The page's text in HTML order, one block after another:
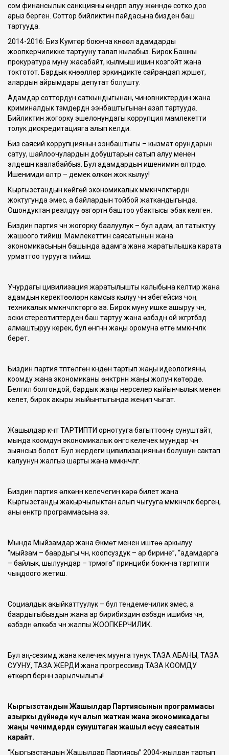
сом финансылык санкцияны өндүрүп алуу жөнүндө сотко доо
арыз берген. Соттор бийликтин пайдасына бизден баш
тартууда.
2014-2016: Биз Кумтөр боюнча күнөөлү адамдарды
жоопкерчиликке тартууну талап кылабыз. Бирок Башкы
прокуратура муну жасабайт, кылмыш ишин козгойт жана
токтотот. Бардык күнөөлүлөр эркиндикте сайрандап жүрүшөт,
алардын айрымдары депутат болушту.
Адамдар соттордун саткындыгынан, чиновниктердин жана
криминалдык түзүмдөрдүн ээнбаштыгынан азап тартууда.
Бийликтин жогорку эшелонундагы коррупция мамлекетти
толук дискредитацияга алып келди.
Биз саясий коррупциянын ээнбаштыгы – кызмат орундарын
сатуу, шайлоочулардын добуштарын сатып алуу менен
элдешүүнү каалабайбыз. Бул адамдардын ишенимин өлтүрүүдө.
Ишенимди өлтүрүү – демек өлкөнү жок кылуу!
Кыргызстандын көйгөйү экономикалык мүмкүнчүлүктөрдүн
жоктугунда эмес, а байлардын тойбой жаткандыгында.
Ошондуктан реалдуу өзгөртүүнү баштоо убактысы эбак келген.
Биздин партия үчүн жогорку баалуулук – бул адам, ал татыктуу
жашоого тийиш. Мамлекеттин саясатынын жана
экономикасынын башында адамга жана жаратылышка карата
урматтоо турууга тийиш.
Учурдагы цивилизация жаратылышты калыбына келтирүү жана
адамдын керектөөлөрүн камсыз кылуу үчүн эбегейсиз чоң
техникалык мүмкүнчүлүктөргө ээ. Бирок муну ишке ашыруу үчүн,
эски стереотиптерден баш тартуу жана өзүбүздүн ой жүгүртүүбүздү
алмаштыруу керек, бул өнүгүүнүн жаңы оромуна өтүүгө мүмкүнчүлүк
берет.
Биздин партия түптөлгөн күндөн тартып жаңы идеологияны,
коомду жана экономиканы өнүктүрүүнүн жаңы жолун көтөрүүдө.
Белгилүү болгондой, бардык жаңы нерселер кыйынчылык менен
келет, бирок акыры жыйынтыгында жеңип чыгат.
Жашылдар күчтү ТАРТИПТИ орнотууга багыттоону сунуштайт,
мында коомдун экономикалык өнүгүүсү келечек муундар үчүн
зыянсыз болот. Бул жердеги цивилизациянын болушун сактап
калуунун жалгыз шарты жана мүмкүнчүлүгү.
Биздин партия өлкөнүн келечегин көрө билет жана
Кыргызстанды жакырчылыктан алып чыгууга мүмкүнчүлүк берген,
аны өнүктүрүү программасына ээ.
Мында Мыйзамдар жана Өкмөт менен иштөө аркылуу
“мыйзам – баардыгы үчүн, коопсуздук – ар бирине”, “адамдарга
– байлык, шылуундар – түрмөгө” принциби боюнча тартипти
чыңдоого жетишүү.
Социалдык акыйкаттуулук – бул теңдемечилик эмес, а
баардыгыбыздын жана ар бирибиздин өзүбүздүн ишибиз үчүн,
өзүбүздүн өлкөбүз үчүн жалпы ЖООПКЕРЧИЛИК.
Бул аң-сезимдүү жана келечек муунга тунук ТАЗА АБАНЫ, ТАЗА
СУУНУ, ТАЗА ЖЕРДИ жана прогрессивдүү ТАЗА КООМДУ
өткөрүп берүүнүн зарылчылыгы!
Кыргызстандын Жашылдар Партиясынын программасы
азыркы дүйнөдө күч алып жаткан жана экономикадагы
жаңы чечимдерди сунуштаган жашыл өсүү саясатын
карайт.
“Кыргызстандын Жашылдар Партиясы” 2004-жылдан тартып